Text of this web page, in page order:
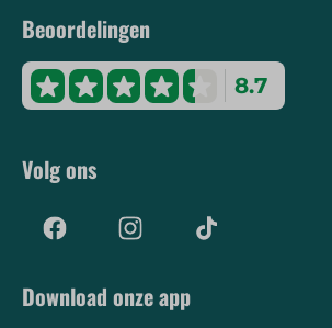
Beoordelingen
8.7
Volg ons
Download onze app